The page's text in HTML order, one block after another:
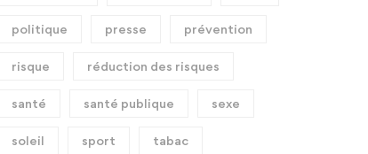
politique presse prévention
risque réduction des risques
santé santé publique sexe
soleil sport tabac